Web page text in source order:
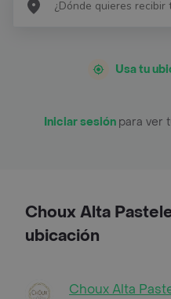
Usa tu
Iniciar sesión para ver
Choux Alta
ubicación
Choux Alta